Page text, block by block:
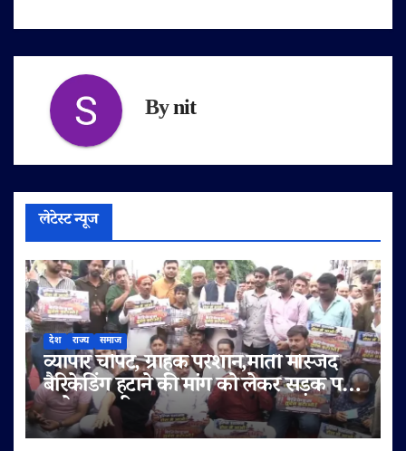
Bynit
लेटेस्ट न्यूज
देश राज्य समाज
व्यापार चौपट, ग्राहक परेशान,मोती मस्जिद
बैरिकेडिंग हटाने की मांग को लेकर सड़क पर
उतरे व्यापारी